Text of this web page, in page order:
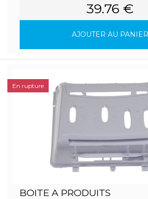
39.76 €
AJOUTER AU PANIER
BOITE A PRODUITS
En rupture